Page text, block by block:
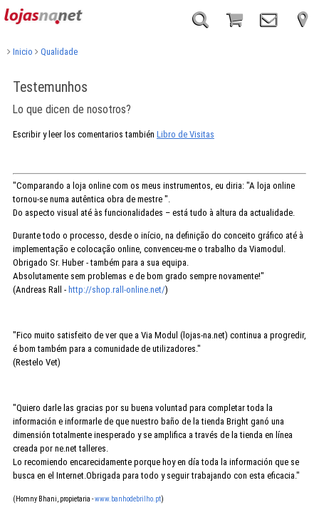
Inicio Qualidade
Testemunhos
Lo que dicen de nosotros?
Escribir y leer los comentarios también Libro de Visitas
"Comparando a loja online com os meus instrumentos, eu diria: "A loja online
tornou-se numa autêntica obra de mestre ".
Do aspecto visual até às funcionalidades – está tudo à altura da actualidade.
Durante todo o processo, desde o início, na definição do conceito gráfico até à
implementação e colocação online, convenceu-me o trabalho da Viamodul.
Obrigado Sr. Huber - também para a sua equipa.
Absolutamente sem problemas e de bom grado sempre novamente!"
(Andreas Rall - http://shop.rall-online.net/)
"Fico muito satisfeito de ver que a Via Modul (lojas-na.net) continua a progredir,
é bom também para a comunidade de utilizadores."
(Restelo Vet)
"Quiero darle las gracias por su buena voluntad para completar toda la
información e informarle de que nuestro baño de la tienda Bright ganó una
dimensión totalmente inesperado y se amplifica a través de la tienda en línea
creada por ne.net talleres.
Lo recomiendo encarecidamente porque hoy en día toda la información que se
busca en el Internet.Obrigada para todo y seguir trabajando con esta eficacia."
(Homny Bhani, propietaria -www.banhodebrilho.pt)